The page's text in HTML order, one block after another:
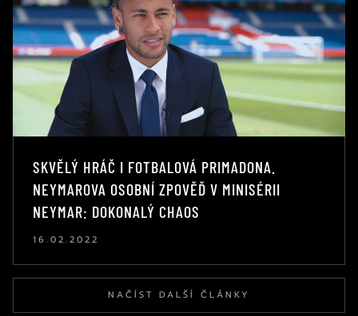
SKVĚLÝ HRÁČ I FOTBALOVÁ PRIMADONA.
NEYMAROVA OSOBNÍ ZPOVĚĎ V MINISÉRII
NEYMAR: DOKONALÝ CHAOS
16.02.2022
NAČÍST DALŠÍ ČLÁNKY